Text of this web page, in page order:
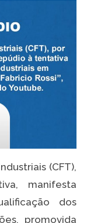
(CFT),
manifesta
dos
promovida